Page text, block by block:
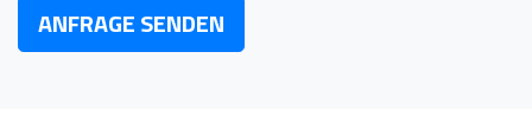
ANFRAGE SENDEN